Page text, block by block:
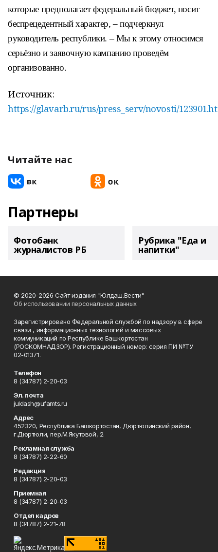
которые предполагает федеральный бюджет, носит
беспрецедентный характер, – подчеркнул
руководитель республики. – Мы к этому относимся
серьёзно и заявочную кампанию проведём
организованно.
Источник:
https://glavarb.ru/rus/press_serv/novosti/
Читайте нас
Партнеры
Фотобанк
журналистов РБ
Рубрика "Еда и
напитки"
© 2020-2026 Сайт издания "Юлдаш.Вести"
Об использовании персональных данных
Зарегистрировано Федеральной службой по надзору в сфере
связи , информационных технологий и массовых
коммуникаций по Республике Башкортостан
(РОСКОМНАДЗОР). Регистрационный номер: серия ПИ №ТУ
02-01371.
Телефон
8 (34787) 2-20-03
Эл. почта
juldash@ufamts.ru
Адрес
452320, Республика Башкортостан, Дюртюлинский район,
г.Дюртюли, пер.М.Якутовой, 2.
Рекламная служба
8 (34787) 2-22-60
Редакция
8 (34787) 2-20-03
Приемная
8 (34787) 2-20-03
Отдел кадров
8 (34787) 2-21-78